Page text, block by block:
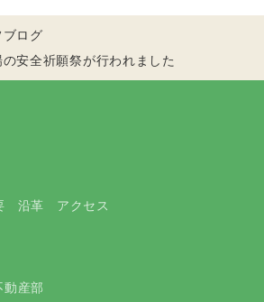
ブログ
安全祈願祭が行われました
沿革 アクセス
動産部